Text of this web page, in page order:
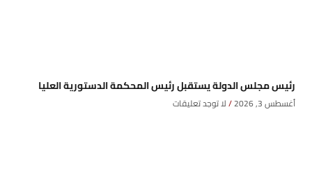
رئيس مجلس الدولة يستقبل رئيس المحكمة الدستورية العليا
أغسطس 3, 2026 لا توجد تعليقات